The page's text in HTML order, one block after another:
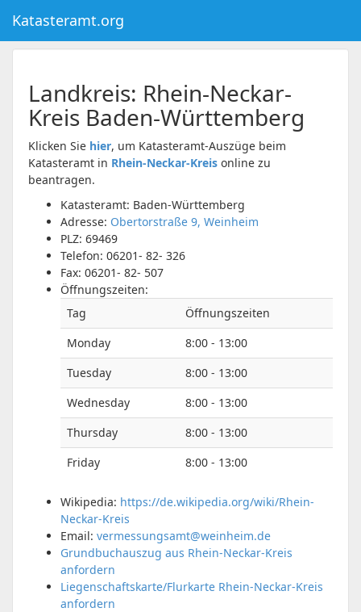
Katasteramt.org
Landkreis: Rhein-Neckar-
Kreis Baden-Württemberg
Klicken Sie hier, um Katasteramt-Auszüge beim
Katasteramt in Rhein-Neckar-Kreis online zu
beantragen.
Katasteramt: Baden-Württemberg
Adresse: Obertorstraße 9, Weinheim
PLZ: 69469
Telefon: 06201- 82- 326
Fax: 06201- 82- 507
Öffnungszeiten:
Tag
Öffnungszeiten
Monday
8:00 - 13:00
Tuesday
8:00 - 13:00
Wednesday
8:00 - 13:00
Thursday
8:00 - 13:00
Friday
8:00 - 13:00
Wikipedia: https://de.wikipedia.org/wiki/Rhein-
Neckar-Kreis
Email: vermessungsamt@weinheim.de
Grundbuchauszug aus Rhein-Neckar-Kreis
anfordern
Liegenschaftskarte/Flurkarte Rhein-Neckar-Kreis
anfordern